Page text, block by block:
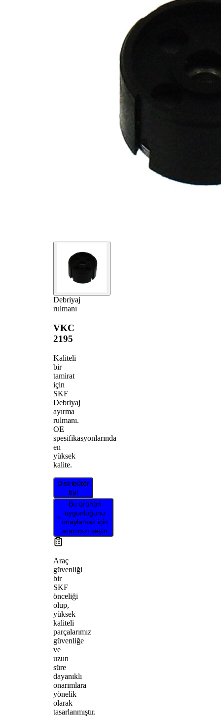
Debriyaj
rulmanı
VKC
2195
Kaliteli
bir
tamirat
için
SKF
Debriyaj
ayırma
rulmanı.
OE
spesifikasyonlarında
en
yüksek
kalite.
Distribütör
bul
Bu ürünün
uygunluğunu
onaylamak için
aracınızı seçin
Araç
güvenliği
bir
SKF
önceliği
olup,
yüksek
kaliteli
parçalarımız
güvenliğe
ve
uzun
süre
dayanıklı
onarımlara
yönelik
olarak
tasarlanmıştır.